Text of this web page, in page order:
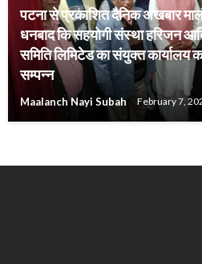
‌पटना से प्रकाशित दैनिक अखबार
धनबाद कि सहयोगी संस्था हरिजन
समिति लिमिटेड का संयुक्त कार्यालय
सम्पन्न
Maalanch Nayi Subah February 7,